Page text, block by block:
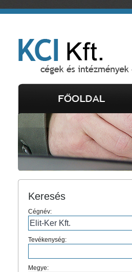
Keresés
Cégnév:
Tevékenység:
Megye: